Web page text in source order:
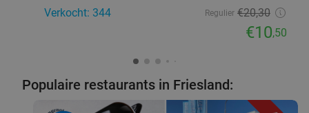
Verkocht: 344 Regulier €20,30
€10,50
Populaire restaurants in Friesland: